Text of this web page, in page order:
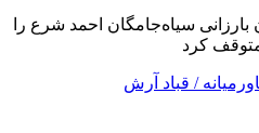
بارزانی سیاەجامگان احمد شرع را
کرد
/ قباد آرش